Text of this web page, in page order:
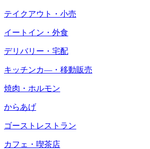
テイクアウト・小売
イートイン・外食
デリバリー・宅配
キッチンカ―・移動販売
焼肉・ホルモン
からあげ
ゴーストレストラン
カフェ・喫茶店